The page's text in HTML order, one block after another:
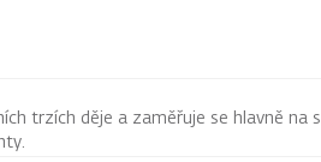
trzích děje a zaměřuje se hlavně na